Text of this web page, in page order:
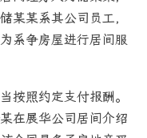
某某系其公司员工，
系争房屋进行居间服
按照约定支付报酬。
在展华公司居间介绍